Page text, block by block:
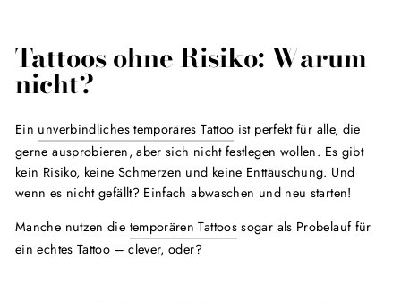
Tattoos ohne Risiko: Warum
nicht?
Ein unverbindliches temporäres Tattoo ist perfekt für alle, die
gerne ausprobieren, aber sich nicht festlegen wollen. Es gibt
kein Risiko, keine Schmerzen und keine Enttäuschung. Und
wenn es nicht gefällt? Einfach abwaschen und neu starten!
Manche nutzen die temporären Tattoos sogar als Probelauf für
ein echtes Tattoo – clever, oder?